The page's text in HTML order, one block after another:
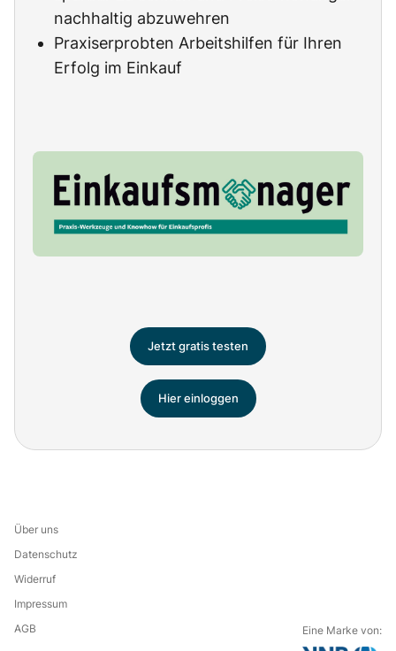
nachhaltig abzuwehren
Praxiserprobten Arbeitshilfen für Ihren
Erfolg im Einkauf
Jetzt gratis testen
Hier einloggen
Über uns
Datenschutz
Widerruf
Impressum
AGB
Eine Marke von: